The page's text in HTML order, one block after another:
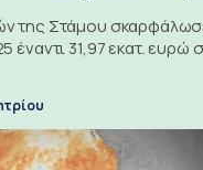
της Στάμου
έναντι 31,97 εκατ. ευρώ